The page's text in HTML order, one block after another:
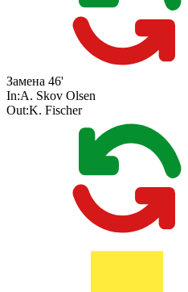
Замена 46'
In:A. Skov Olsen
Out:K. Fischer